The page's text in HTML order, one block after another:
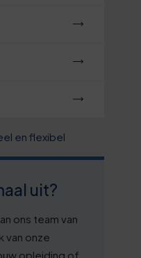
en flexibel
uit?
ons team van
van onze
opleiding of